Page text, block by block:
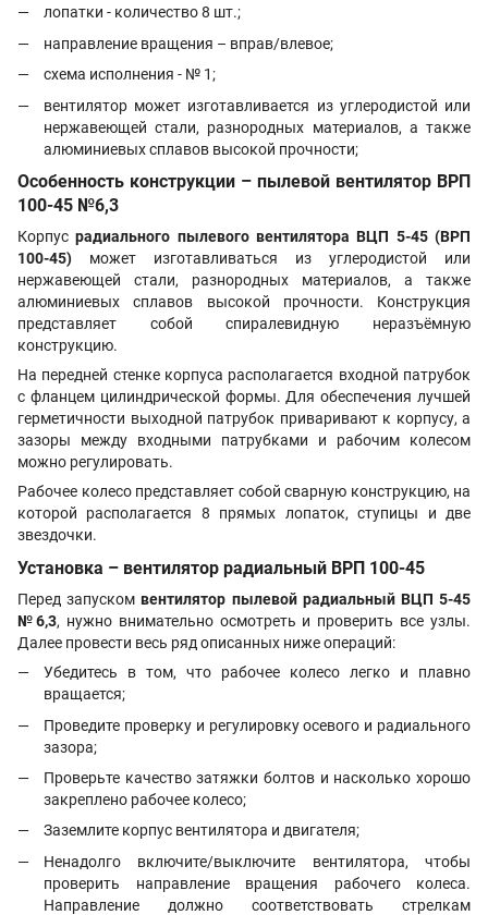
лопатки - количество 8 шт.;
направление вращения – вправ/влевое;
схема исполнения - № 1;
вентилятор может изготавливается из углеродистой или
нержавеющей стали, разнородных материалов, а также
алюминиевых сплавов высокой прочности;
Особенность конструкции – пылевой вентилятор ВРП
100-45 №6,3
Корпусрадиального пылевого вентилятора ВЦП 5-45 (ВРП
100-45) может изготавливаться из углеродистой или
нержавеющей стали, разнородных материалов, а также
алюминиевых сплавов высокой прочности. Конструкция
представляет собой спиралевидную неразъёмную
конструкцию.
На передней стенке корпуса располагается входной патрубок
с фланцем цилиндрической формы. Для обеспечения лучшей
герметичности выходной патрубок приваривают к корпусу, а
зазоры между входными патрубками и рабочим колесом
можно регулировать.
Рабочее колесо представляет собой сварную конструкцию, на
которой располагается 8 прямых лопаток, ступицы и две
звездочки.
Установка – вентилятор радиальный ВРП 100-45
Перед запускомвентилятор пылевой радиальный ВЦП 5-45
№6,3, нужно внимательно осмотреть и проверить все узлы.
Далее провести весь ряд описанных ниже операций:
Убедитесь в том, что рабочее колесо легко и плавно
вращается;
Проведите проверку и регулировку осевого и радиального
зазора;
Проверьте качество затяжки болтов и насколько хорошо
закреплено рабочее колесо;
Заземлите корпус вентилятора и двигателя;
Ненадолго включите/выключите вентилятора, чтобы
проверить направление вращения рабочего колеса.
Направление должно соответствовать стрелкам